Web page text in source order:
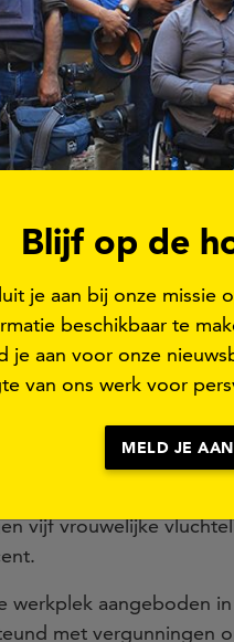
DONEER NU
die nog in het
vijf vrouwelijke
aangeboden
met vergunningen
Blijf op de
je aan bij onze missie
beschikbaar te
je aan voor onze
van ons werk voor
MELD JE AAN